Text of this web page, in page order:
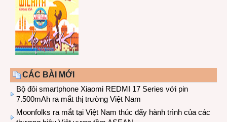
CÁC BÀI MỚI
Bộ đôi smartphone Xiaomi REDMI 17 Series với pin
7.500mAh ra mắt thị trường Việt Nam
Moonfolks ra mắt tại Việt Nam thúc đẩy hành trình của các